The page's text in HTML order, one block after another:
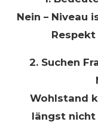
Nein – Niveau
2. Suchen
Wohlstand
längst nicht